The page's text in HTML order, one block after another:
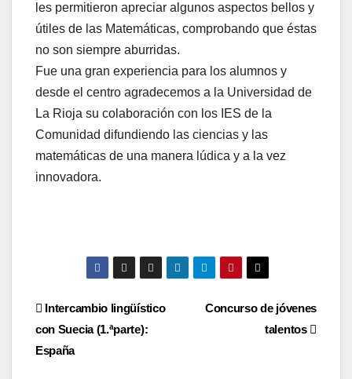
les permitieron apreciar algunos aspectos bellos y
útiles de las Matemáticas, comprobando que éstas
no son siempre aburridas.
Fue una gran experiencia para los alumnos y
desde el centro agradecemos a la Universidad de
La Rioja su colaboración con los IES de la
Comunidad difundiendo las ciencias y las
matemáticas de una manera lúdica y a la vez
innovadora.
Navegación
de
Concurso de jóvenes
talentos
Intercambio lingüístico
con Suecia (1.ªparte):
España